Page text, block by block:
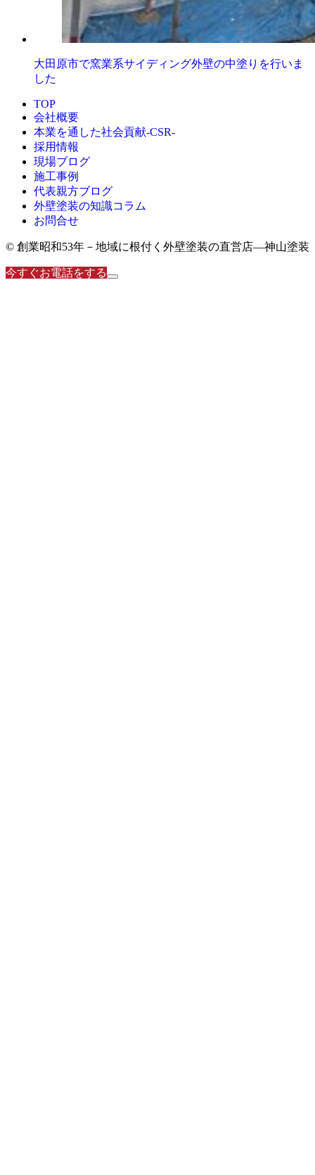
大田原市で窯業系サイディング外壁の中塗りを行いま
した
TOP
会社概要
本業を通した社会貢献-CSR-
採用情報
現場ブログ
施工事例
代表親方ブログ
外壁塗装の知識コラム
お問合せ
© 創業昭和53年－地域に根付く外壁塗装の直営店―神山塗装
今すぐお電話をする